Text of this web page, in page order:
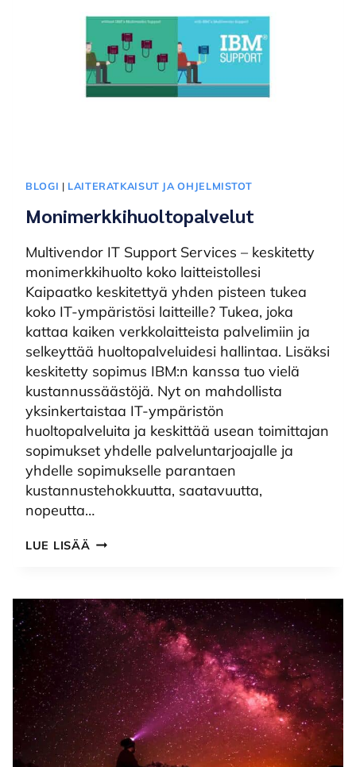
BLOGI | LAITERATKAISUT JA OHJELMISTOT
Monimerkkihuoltopalvelut
Multivendor IT Support Services – keskitetty
monimerkkihuolto koko laitteistollesi
Kaipaatko keskitettyä yhden pisteen tukea
koko IT-ympäristösi laitteille? Tukea, joka
kattaa kaiken verkkolaitteista palvelimiin ja
selkeyttää huoltopalveluidesi hallintaa. Lisäksi
keskitetty sopimus IBM:n kanssa tuo vielä
kustannussäästöjä. Nyt on mahdollista
yksinkertaistaa IT-ympäristön
huoltopalveluita ja keskittää usean toimittajan
sopimukset yhdelle palveluntarjoajalle ja
yhdelle sopimukselle parantaen
kustannustehokkuutta, saatavuutta,
nopeutta…
LUE LISÄÄ MONIMERKKIHUOLTOPALVELUT